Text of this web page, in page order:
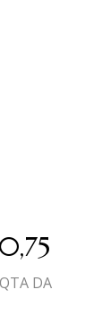
DA